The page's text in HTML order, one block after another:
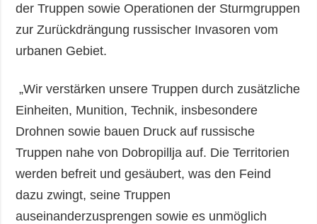
der Truppen sowie Operationen der Sturmgruppen
zur Zurückdrängung russischer Invasoren vom
urbanen Gebiet.
„Wir verstärken unsere Truppen durch zusätzliche
Einheiten, Munition, Technik, insbesondere
Drohnen sowie bauen Druck auf russische
Truppen nahe von Dobropillja auf. Die Territorien
werden befreit und gesäubert, was den Feind
dazu zwingt, seine Truppen
auseinanderzusprengen sowie es unmöglich